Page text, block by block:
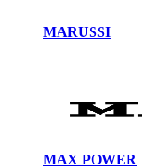
MARUSSI
MAX POWER